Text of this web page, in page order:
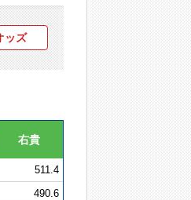
ッズ
右貴
511.4
490.6